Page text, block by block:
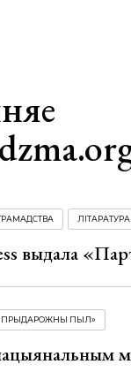
ЛІТАРАТУРА
выдала
ПЫЛ»